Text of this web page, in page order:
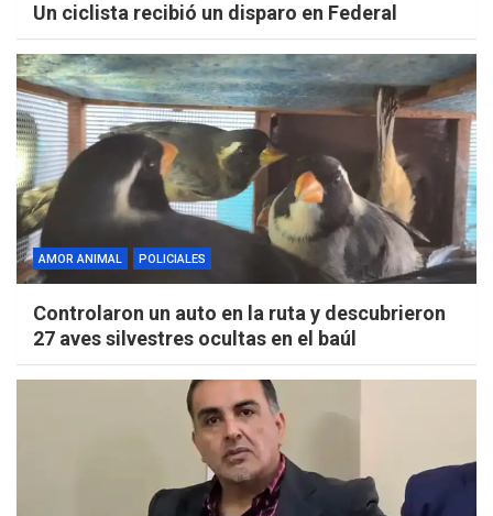
Un ciclista recibió un disparo en Federal
AMOR ANIMAL POLICIALES
Controlaron un auto en la ruta y descubrieron
27 aves silvestres ocultas en el baúl